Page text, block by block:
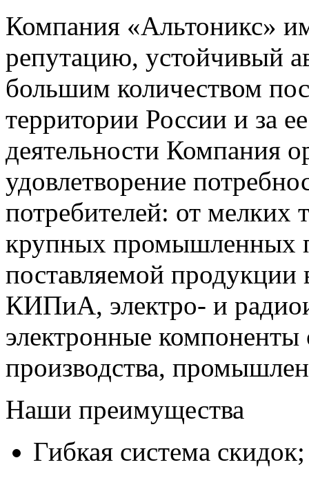
Компания «Альтоникс»
репутацию, устойчивый
большим количеством
территории России и за
деятельности Компания
удовлетворение
потребителей: от мелких
крупных промышленных
поставляемой продукции
КИПиА, электро- и
электронные компоненты
производства,
Наши преимущества
Гибкая система скидок;